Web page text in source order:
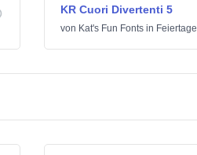
KR Cuori Divertenti 5
von Kat's Fun Fontsin Feiertage